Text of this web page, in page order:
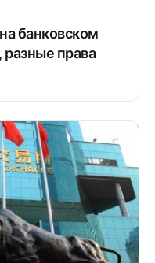
банковском
разные права